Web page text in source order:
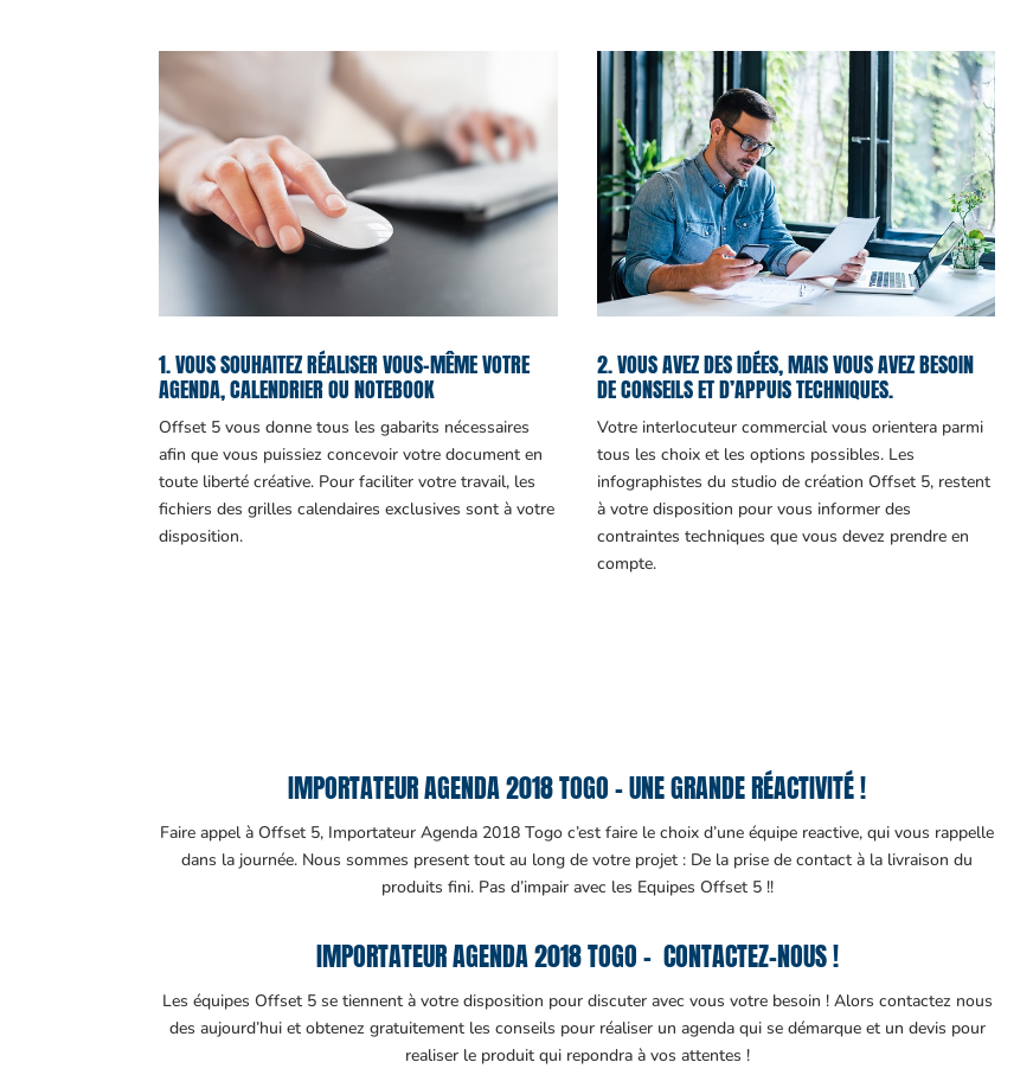
1. VOUS SOUHAITEZ RÉALISER VOUS-MÊME VOTRE
AGENDA, CALENDRIER OU NOTEBOOK
Offset 5 vous donne tous les gabarits nécessaires
afin que vous puissiez concevoir votre document en
toute liberté créative. Pour faciliter votre travail, les
fichiers des grilles calendaires exclusives sont à votre
disposition.
2. VOUS AVEZ DES IDÉES, MAIS VOUS AVEZ BESOIN
DE CONSEILS ET D’APPUIS TECHNIQUES.
Votre interlocuteur commercial vous orientera parmi
tous les choix et les options possibles. Les
infographistes du studio de création Offset 5, restent
à votre disposition pour vous informer des
contraintes techniques que vous devez prendre en
compte.
IMPORTATEUR AGENDA 2018 TOGO – UNE GRANDE RÉACTIVITÉ !
Faire appel à Offset 5, Importateur Agenda 2018 Togo c’est faire le choix d’une équipe reactive, qui vous rappelle
dans la journée. Nous sommes present tout au long de votre projet : De la prise de contact à la livraison du
produits fini. Pas d’impair avec les Equipes Offset 5 !!
IMPORTATEUR AGENDA 2018 TOGO – CONTACTEZ-NOUS !
Les équipes Offset 5 se tiennent à votre disposition pour discuter avec vous votre besoin ! Alors contactez nous
des aujourd’hui et obtenez gratuitement les conseils pour réaliser un agenda qui se démarque et un devis pour
realiser le produit qui repondra à vos attentes !